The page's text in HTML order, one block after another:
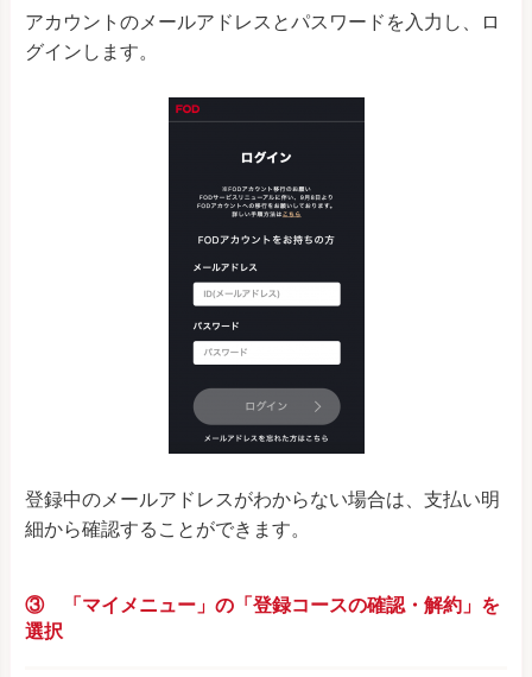
アカウントのメールアドレスとパスワードを入力し、ロ
グインします。
登録中のメールアドレスがわからない場合は、支払い明
細から確認することができます。
③ 「マイメニュー」の「登録コースの確認・解約」を
選択